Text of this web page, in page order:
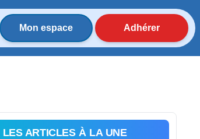
Mon espace Adhérer
LES ARTICLES À LA UNE